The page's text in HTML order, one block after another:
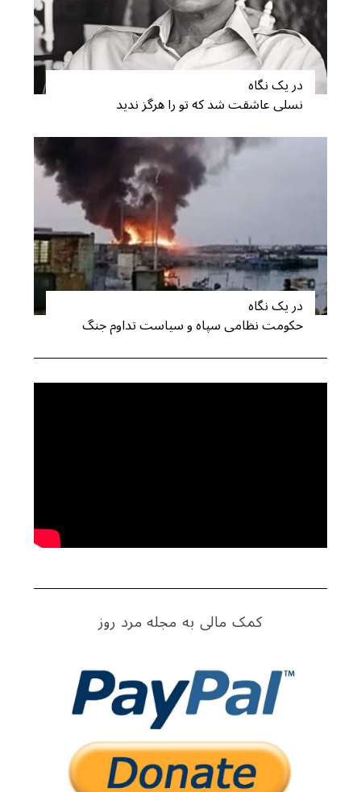
در یک نگاه
نسلی عاشقت شد که تو را هرگز ندید
در یک نگاه
حکومت نظامی سپاه و سیاست تداوم جنگ
کمک مالی به مجله مرد روز
: